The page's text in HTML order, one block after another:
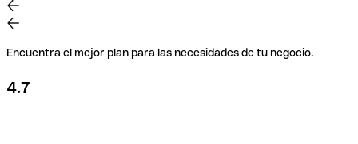
Encuentra el mejor plan para las necesidades de tu negocio.
4.7